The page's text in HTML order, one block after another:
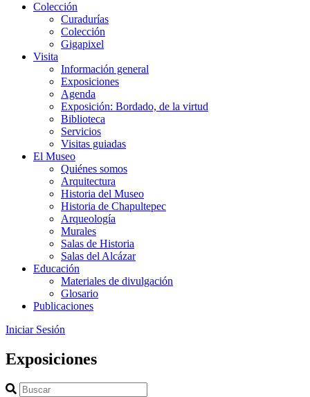
Colección
Curadurías
Colección
Gigapixel
Visita
Información general
Exposiciones
Agenda
Exposición: Bordado, de la virtud
Biblioteca
Servicios
Visitas guiadas
El Museo
Quiénes somos
Arquitectura
Historia del Museo
Historia de Chapultepec
Arqueología
Murales
Salas de Historia
Salas del Alcázar
Educación
Materiales de divulgación
Glosario
Publicaciones
Iniciar Sesión
Exposiciones